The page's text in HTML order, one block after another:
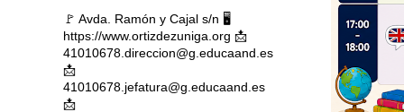
🚩 Avda. Ramón y Cajal s/n 🖥️
https://www.ortizdezuniga.org 📩
41010678.direccion@g.educaand.es
📩
41010678.jefatura@g.educaand.es
📩